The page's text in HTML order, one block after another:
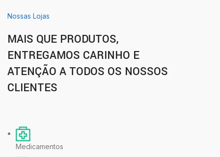
Nossas Lojas
MAIS QUE PRODUTOS,
ENTREGAMOS CARINHO E
ATENÇÃO A TODOS OS NOSSOS
CLIENTES
Medicamentos